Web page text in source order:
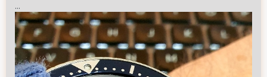
...